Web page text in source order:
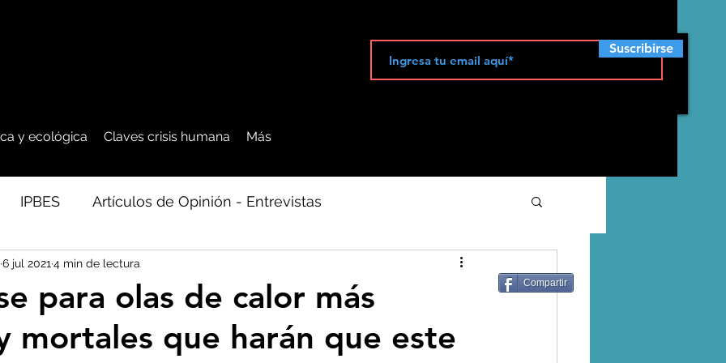
Suscribirse
y ecológica Claves crisis humana Más
IPBES Artículos de Opinión - Entrevistas
Seguridad Alimentaria-Agua-Dieta
- Bosq Artico - Antártida - Glaciares
para olas de calor más
mortales que harán que este
6 jul 2021 4 min de lectura
Compartir